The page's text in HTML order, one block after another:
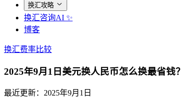
换汇攻略
换汇咨询AI ✨
博客
换汇费率比较
2025年9月1日美元换人民币怎么换最省钱？
最近更新： 2025年9月1日